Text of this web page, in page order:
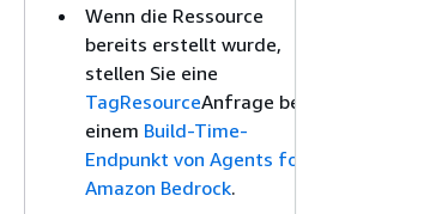
Wenn die Ressource
bereits erstellt wurde,
stellen Sie eine
TagResourceAnfrage bei
einem Build-Time-
Endpunkt von Agents for
Amazon Bedrock.